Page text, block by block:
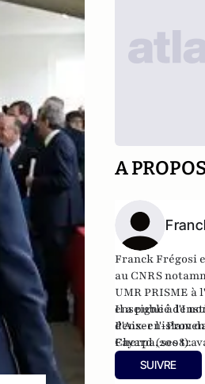
A
Franck Frégosi
au CNRS
UMR PRISME
enseigne à
d'Aix-en-
Cherpa, ses
l'organisation
modes
Il a publié de
Penser l'islam
Fayard (2008).
SUIVRE